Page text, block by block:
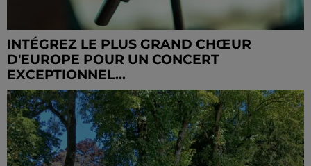
INTÉGREZ LE PLUS GRAND CHŒUR
D'EUROPE POUR UN CONCERT
EXCEPTIONNEL...